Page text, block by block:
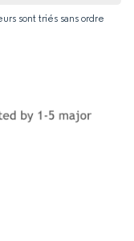
sont triés sans ordre